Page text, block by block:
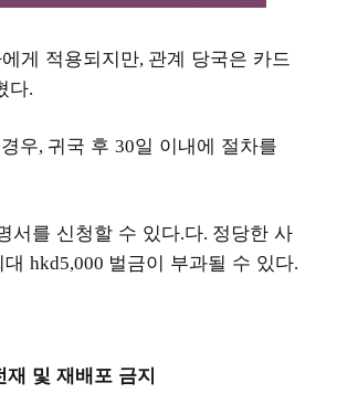
게 적용되지만, 관계 당국은 카드
다.
우, 귀국 후 30일 이내에 절차를
서를 신청할 수 있다.다. 정당한 사
hkd5,000 벌금이 부과될 수 있다.
및 재배포 금지